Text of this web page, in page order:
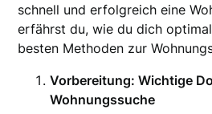
schnell und erfolgreich eine
erfährst du, wie du dich
besten Methoden zur
Vorbereitung: Wichtige
Wohnungssuche